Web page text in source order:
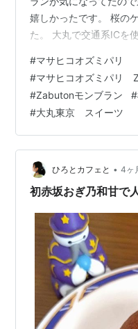
嬉しかったです。 桜の
た。 大丸で交通系ICを
で、買い物する方もそ
に行って買い物しまし
するので家族といただ
グランルーフで食べて
たな。笑 3Dプリンター
したが、3Dプリンター
#マサヒコオズミパリ
#マサヒコオズミパリ
#Zabutonモンブラン #
#大丸東京 スイーツ
ひろとカフェと • 4ヶ
初赤坂おぎ乃和甘で